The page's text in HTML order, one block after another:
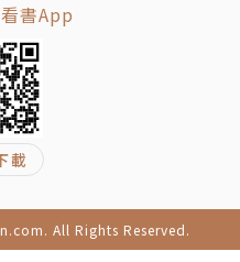
書App
載
All Rights Reserved.